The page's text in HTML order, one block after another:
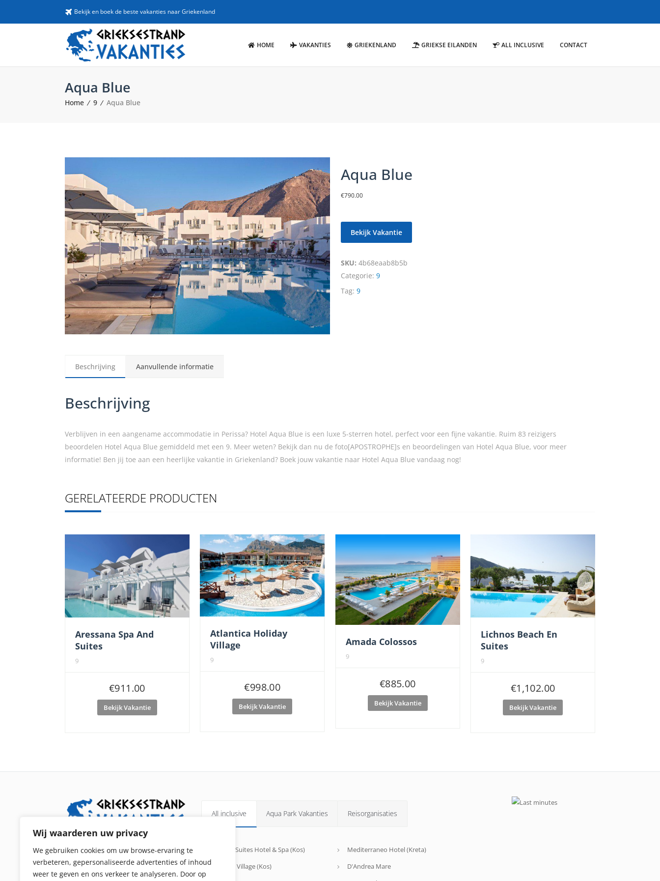
Wij waarderen uw privacy
We gebruiken cookies om uw browse-ervaring te
verbeteren, gepersonaliseerde advertenties of inhoud
weer te geven en ons verkeer te analyseren. Door op
Bekijk en boek de beste vakanties naar Griekenland
HOME VAKANTIES GRIEKENLAND GRIEKSE EILANDEN ALL INCLUSIVE CONTACT
Aqua Blue
Home 9 Aqua Blue
Aqua Blue
€790.00
Bekijk Vakantie
SKU: 4b68eaab8b5b
Categorie: 9
Tag: 9
Beschrijving Aanvullende informatie
Beschrijving
Verblijven in een aangename accommodatie in Perissa? Hotel Aqua Blue is een luxe 5-sterren hotel, perfect voor een fijne vakantie. Ruim 83 reizigers
beoordelen Hotel Aqua Blue gemiddeld met een 9. Meer weten? Bekijk dan nu de foto[APOSTROPHE]s en beoordelingen van Hotel Aqua Blue, voor meer
informatie! Ben jij toe aan een heerlijke vakantie in Griekenland? Boek jouw vakantie naar Hotel Aqua Blue vandaag nog!
GERELATEERDE PRODUCTEN
Aressana Spa And
Suites
9
€911.00
Bekijk Vakantie
Atlantica Holiday
Village
9
€998.00
Bekijk Vakantie
Amada Colossos
9
€885.00
Bekijk Vakantie
Lichnos Beach En
Suites
9
€1,102.00
Bekijk Vakantie
Grieksestrandvakanties.nl is een
vergelijker voor alle strandvakanties in
Griekenland. We verkopen zelf geen
All inclusive Aqua Park Vakanties Reisorganisaties
Pelagos Suites Hotel & Spa (Kos)
Kipriotis Village (Kos)
Mediterraneo Hotel (Kreta)
D'Andrea Mare